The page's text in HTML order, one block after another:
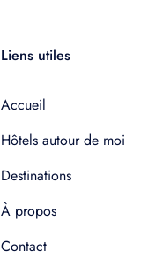
Liens utiles
Accueil
Hôtels autour de moi
Destinations
À propos
Contact